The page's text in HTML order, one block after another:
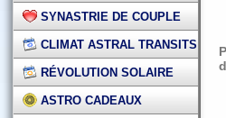
SYNASTRIE DE COUPLE
CLIMAT ASTRAL TRANSITS
RÉVOLUTION SOLAIRE
ASTRO CADEAUX